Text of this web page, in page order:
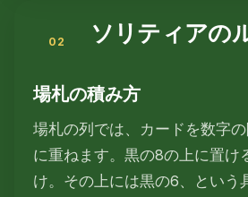
ソリティアの
場札の積み方
場札の列では、カードを数字
に重ねます。黒の8の上に置け
け。その上には黒の6、という